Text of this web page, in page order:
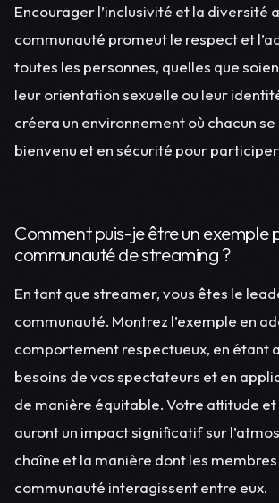
Encourager l’inclusivité et la diversité
communauté promeut le respect et
toutes les personnes, quelles que
leur orientation sexuelle ou leur
créera un environnement où chacun
bienvenu et en sécurité pour
Comment puis-je être un exemple
communauté de streaming ?
En tant que streamer, vous êtes le
communauté. Montrez l’exemple en
comportement respectueux, en étant
besoins de vos spectateurs et en
de manière équitable. Votre attitude
auront un impact significatif sur
chaîne et la manière dont les
communauté interagissent entre eux.